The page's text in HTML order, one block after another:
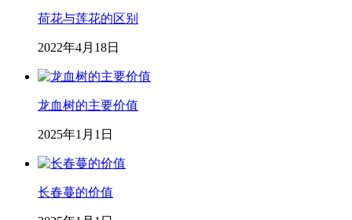
荷花与莲花的区别
2022年4月18日
龙血树的主要价值
2025年1月1日
长春蔓的价值